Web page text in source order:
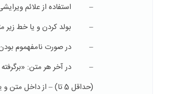
– استفاده از علائم ویرایشی
– بولد کردن و یا خط زیر
– در صورت نامفهموم بودن
– در آخر هر متن: «برگرفته
(حداقل 5 تا) – از داخل متن و یا مرتبط به متن